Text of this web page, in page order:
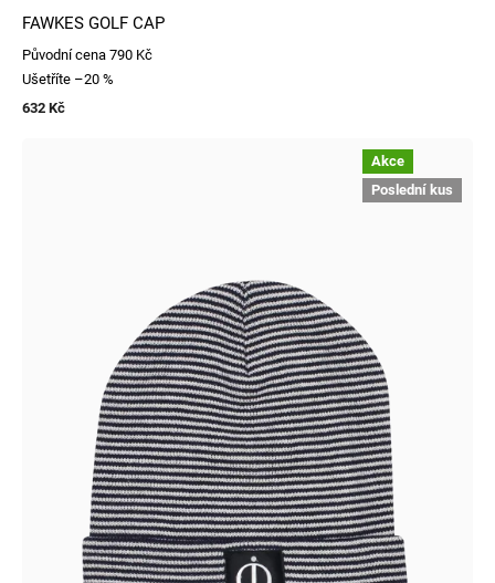
FAWKES GOLF CAP
Původní cena 790 Kč
Ušetříte –20 %
632 Kč
Akce
Poslední kus